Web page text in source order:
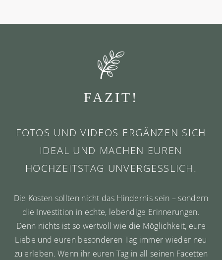
FAZIT!
FOTOS UND VIDEOS ERGÄNZEN SICH
IDEAL UND MACHEN EUREN
HOCHZEITSTAG UNVERGESSLICH.
Die Kosten sollten nicht das Hindernis sein – sondern
die Investition in echte, lebendige Erinnerungen.
Denn nichts ist so wertvoll wie die Möglichkeit, eure
Liebe und euren besonderen Tag immer wieder neu
zu erleben. Wenn ihr euren Tag in all seinen Facetten